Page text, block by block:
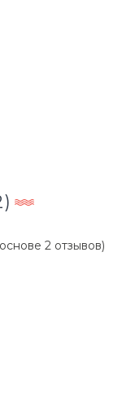
)
2 отзывов)